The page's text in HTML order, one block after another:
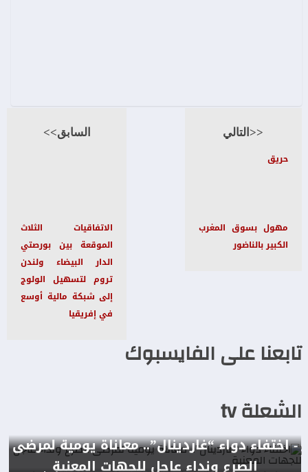
السابق>>
الاتفاقيات الثلاث
الموقعة بين بورصتي
الدار البيضاء ولندن
تروم لتسهيل الولوج
إلى شبكة مالية أوسع
في إفريقيا
<<التالي
حريق
مهول بسوق المغرب
الكبير بالناضور
تابعنا على الفايسبوك
الشعلة tv
- اختفاء دواء “غاردينال”.. معاناة يومية لمرضى
الصرع ونداء عاجل للجهات المعنية